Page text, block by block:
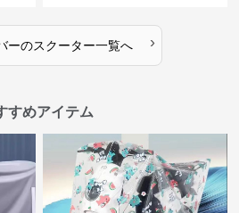
ーのスクーター一覧へ ›
すめアイテム